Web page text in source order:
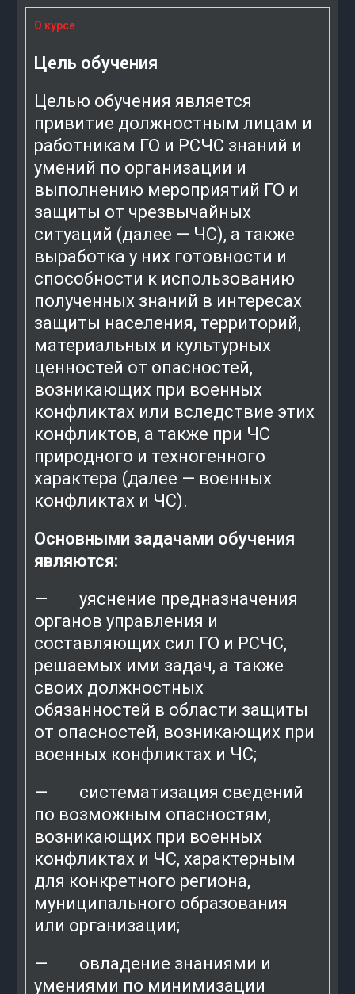
О курсе
Цель обучения
Целью обучения является
привитие должностным лицам и
работникам ГО и РСЧС знаний и
умений по организации и
выполнению мероприятий ГО и
защиты от чрезвычайных
ситуаций (далее — ЧС), а также
выработка у них готовности и
способности к использованию
полученных знаний в интересах
защиты населения, территорий,
материальных и культурных
ценностей от опасностей,
возникающих при военных
конфликтах или вследствие этих
конфликтов, а также при ЧС
природного и техногенного
характера (далее — военных
конфликтах и ЧС).
Основными задачами обучения
являются:
— уяснение предназначения
органов управления и
составляющих сил ГО и РСЧС,
решаемых ими задач, а также
своих должностных
обязанностей в области защиты
от опасностей, возникающих при
военных конфликтах и ЧС;
— систематизация сведений
по возможным опасностям,
возникающих при военных
конфликтах и ЧС, характерным
для конкретного региона,
муниципального образования
или организации;
— овладение знаниями и
умениями по минимизации